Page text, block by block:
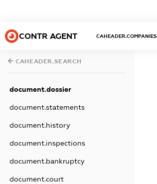
CONTR AGENT CAHEADER.COMPANIES
CAHEADER.SEARCH
document.dossier
document.statements
document.history
document.inspections
document.bankruptcy
document.court